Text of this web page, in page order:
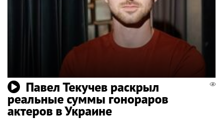
Павел Текучев раскрыл
реальные суммы гонораров
актеров в Украине